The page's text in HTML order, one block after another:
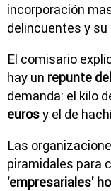
incorporación
delincuentes y
El comisario
hay un repunte
demanda: el kilo
eurosy el de
Las
piramidales para
'empresariales'